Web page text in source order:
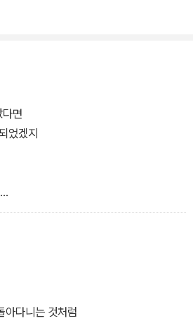
면
었겠지
아다니는 것처럼